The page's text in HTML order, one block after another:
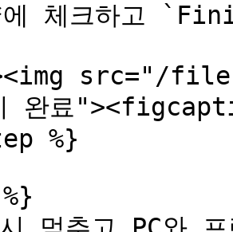
체크하고
src="/files/
완료
%}